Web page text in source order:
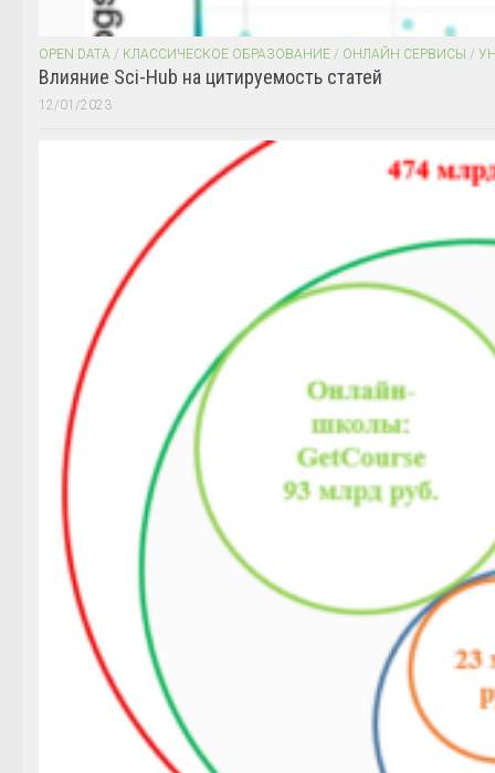
OPEN DATA / КЛАССИЧЕСКОЕ ОБРАЗОВАНИЕ / ОНЛАЙН СЕРВИСЫ /
Влияние Sci-Hub на цитируемость статей
12/01/2023